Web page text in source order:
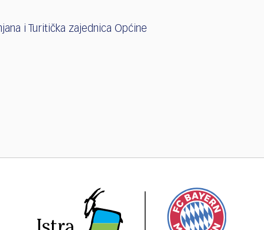
i Turitička zajednica Općine